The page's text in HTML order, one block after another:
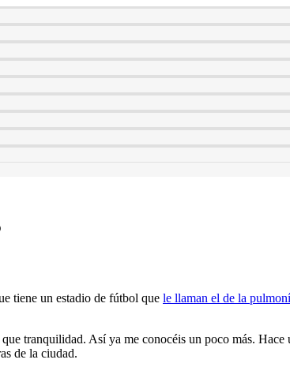
tiene un estadio de fútbol que le llaman el de la
tranquilidad. Así ya me conocéis un poco más. Hace
de la ciudad.